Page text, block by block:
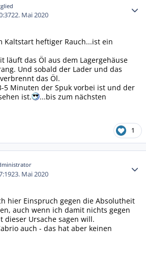
22. Mai 2020
Kaltstart heftiger Rauch...ist ein
läuft das Öl aus dem Lagergehäuse
Und sobald der Lader und das
das Öl.
5 Minuten der Spuk vorbei ist und der
ist.
...bis zum nächsten
1
23. Mai 2020
hier Einspruch gegen die Absolutheit
auch wenn ich damit nichts gegen
dieser Ursache sagen will.
auch - das hat aber keinen